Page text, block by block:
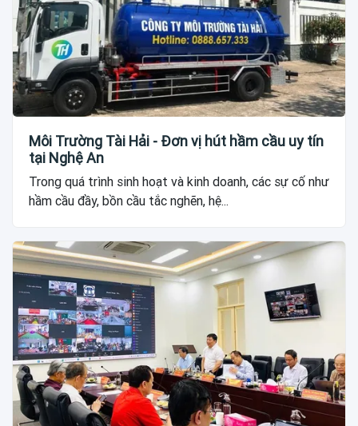
Môi Trường Tài Hải - Đơn vị hút hầm cầu uy tín
tại Nghệ An
Trong quá trình sinh hoạt và kinh doanh, các sự cố như
hầm cầu đầy, bồn cầu tắc nghẽn, hệ...